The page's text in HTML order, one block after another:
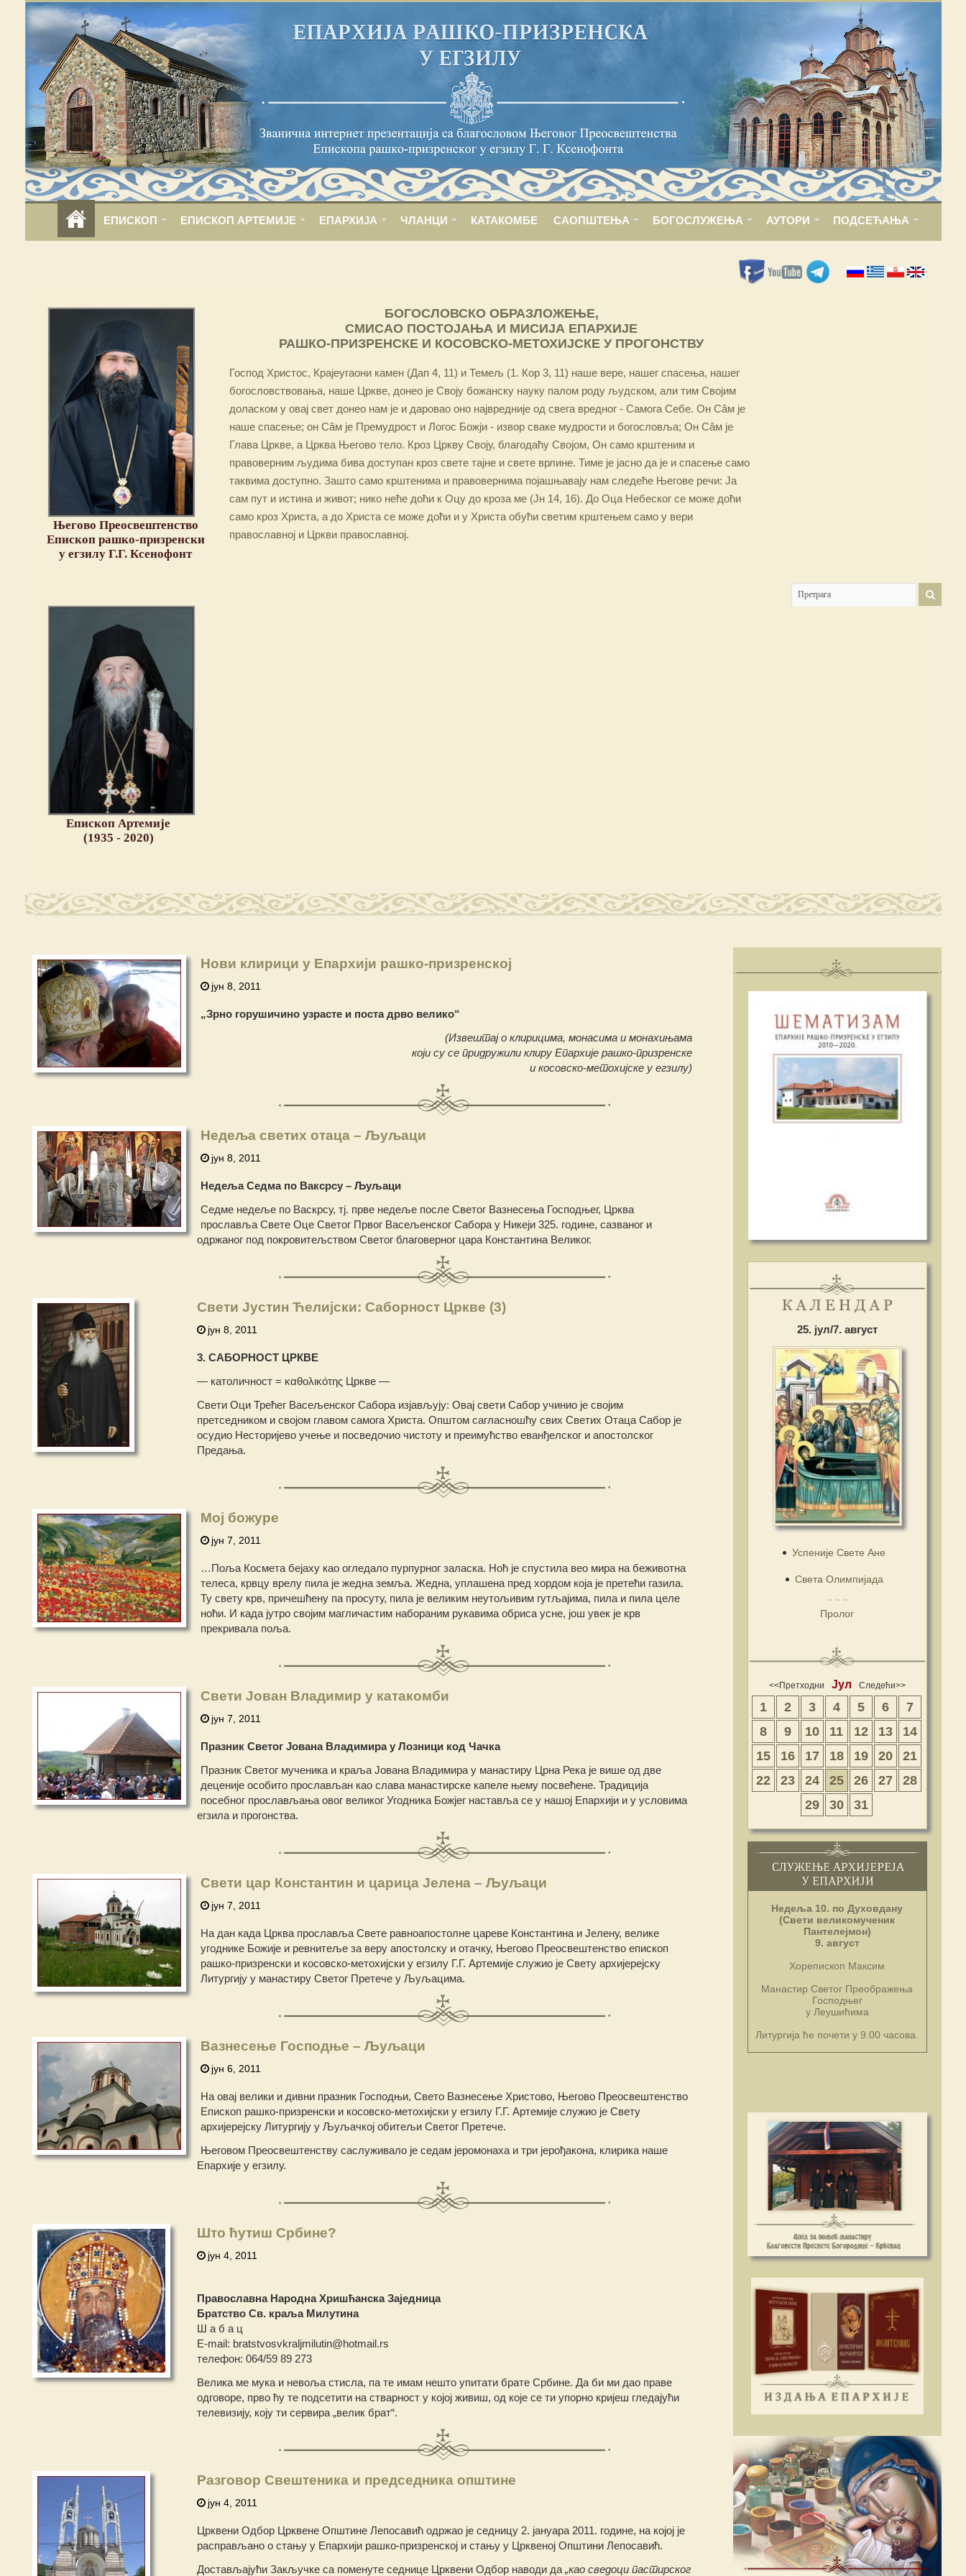
ЕПИСКОП ЕПИСКОП АРТЕМИЈЕ ЕПАРХИЈА ЧЛАНЦИ КАТАКОМБЕ САОПШТЕЊА БОГОСЛУЖЕЊА АУТОРИ ПОДСЕЋАЊА
Његово Преосвештенство
Епископ рашко-призренски
у егзилу Г.Г. Ксенофонт
БОГОСЛОВСКО ОБРАЗЛОЖЕЊЕ,
СМИСАО ПОСТОЈАЊА И МИСИЈА ЕПАРХИЈЕ
РАШКО-ПРИЗРЕНСКЕ И КОСОВСКО-МЕТОХИЈСКЕ У ПРОГОНСТВУ
Господ Христос, Крајеугаони камен (Дап 4, 11) и Темељ (1. Кор 3, 11) наше вере, нашег спасења, нашег
богословствовања, наше Цркве, донео је Своју божанску науку палом роду људском, али тим Својим
доласком у овај свет донео нам је и даровао оно највредније од свега вредног - Самога Себе. Он Сâм је
наше спасење; он Сâм је Премудрост и Логос Божји - извор сваке мудрости и богословља; Он Сâм је
Глава Цркве, а Црква Његово тело. Кроз Цркву Своју, благодаћу Својом, Он само крштеним и
правоверним људима бива доступан кроз свете тајне и свете врлине. Тиме је јасно да је и спасење само
таквима доступно. Зашто само крштенима и правовернима појашњавају нам следеће Његове речи: Ја
сам пут и истина и живот; нико неће доћи к Оцу до кроза ме (Јн 14, 16). До Оца Небеског се може доћи
само кроз Христа, а до Христа се може доћи и у Христа обући светим крштењем само у вери
православној и Цркви православној.
Епископ Артемије
(1935 - 2020)
Нови клирици у Епархији рашко-призренској
јун 8, 2011
„Зрно горушичино узрасте и поста дрво велико“
(Извештај о клирицима, монасима и монахињамa
који су се придружили клиру Епархије рашко-призренске
и косовско-метохијске у егзилу)
Недеља светих отаца – Љуљаци
јун 8, 2011
Недеља Седма по Ваксрсу – Љуљаци
Седме недеље по Васкрсу, тј. прве недеље после Светог Вазнесења Господњег, Црква
прославља Свете Оце Светог Првог Васељенског Сабора у Никеји 325. године, сазваног и
одржаног под покровитељством Светог благоверног цара Константина Великог.
Свети Јустин Ћелијски: Саборност Цркве (3)
јун 8, 2011
3. САБОРНОСТ ЦРКВЕ
— католичност = καθολικότης Цркве —
Свети Оци Трећег Васељенског Сабора изјављују: Овај свети Сабор учинио је својим
претседником и својом главом самога Христа. Општом сагласношћу свих Светих Отаца Сабор је
осудио Несторијево учење и посведочио чистоту и преимућство еванђелског и апостолског
Предања.
Мој божуре
јун 7, 2011
…Поља Космета бејаху као огледало пурпурног заласка. Ноћ је спустила вео мира на беживотна
телеса, крвцу врелу пила је жедна земља. Жедна, уплашена пред хордом која је претећи газила.
Ту свету крв, причешћену па просуту, пила је великим неутољивим гутљајима, пила и пила целе
ноћи. И када јутро својим магличастим набораним рукавима обриса усне, још увек је крв
прекривала поља.
Свети Јован Владимир у катакомби
јун 7, 2011
Празник Светог Јована Владимира у Лозници код Чачка
Празник Светог мученика и краља Јована Владимира у манастиру Црна Река је више од две
деценије особито прослављан као слава манастирске капеле њему посвећене. Традиција
посебног прослављања овог великог Угодника Божјег наставља се у нашој Епархији и у условима
егзила и прогонства.
Свети цар Константин и царица Јелена – Љуљаци
јун 7, 2011
На дан када Црква прославља Свете равноапостолне цареве Константина и Јелену, велике
угоднике Божије и ревнитеље за веру апостолску и отачку, Његово Преосвештенство епископ
рашко-призренски и косовско-метохијски у егзилу Г.Г. Артемије служио је Свету архијерејску
Литургију у мaнастиру Светог Претече у Љуљацима.
Вазнесење Господње – Љуљаци
јун 6, 2011
На овај велики и дивни празник Господњи, Свето Вазнесење Христово, Његово Преосвештенство
Епископ рашко-призренски и косовско-метохијски у егзилу Г.Г. Артемије служио је Свету
архијерејску Литургију у Љуљачкој обитељи Светог Претече.
Његовом Преосвештенству саслуживало је седам јеромонаха и три јерођакона, клирика наше
Епархије у егзилу.
Што ћутиш Србине?
јун 4, 2011
Православна Народна Хришћанска Заједница
Братство Св. краља Милутина
Ш а б а ц
Е-mail: bratstvosvkraljmilutin@hotmail.rs
телефон: 064/59 89 273
Велика ме мука и невоља стисла, па те имам нешто упитати брате Србине. Да би ми дао праве
одговоре, прво ћу те подсетити на стварност у којој живиш, од које се ти упорно кријеш гледајући
телевизију, коју ти сервира „велик брат“.
Разговор Свештеника и председника општине
јун 4, 2011
Црквени Одбор Црквене Општине Лепосавић одржао је седницу 2. јануара 2011. године, на којој је
расправљано о стању у Епархији рашко-призренској и стању у Црквеној Општини Лепосавић.
Достављајући Закључке са поменуте седнице Црквени Одбор наводи да „као сведоци пастирског
25. јул/7. август
Успеније Свете Ане
Света Олимпијада
Пролог
<<Претходни Јул Следећи>>
1 2 3 4 5 6
7
8
9 10 11 12 13
14
15
16 17 18 19 20
21
22
23 24 25 26 27
28
29
30 31
Недеља 10. по Духовдану
(Свети великомученик
Пантелејмон)
9. август
Хорепископ Максим
Манастир Светог Преображења
Господњег
у Леушићима
Литургија ће почети у 9.00 часова.